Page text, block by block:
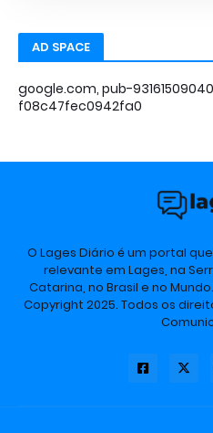
AD SPACE
google.com, pub-
f08c47fec0942fa0
O Lages Diário é um portal
relevante em Lages, na
Catarina, no Brasil e no
Copyright 2025. Todos os